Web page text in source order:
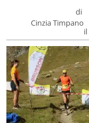
di
Cinzia Timpano